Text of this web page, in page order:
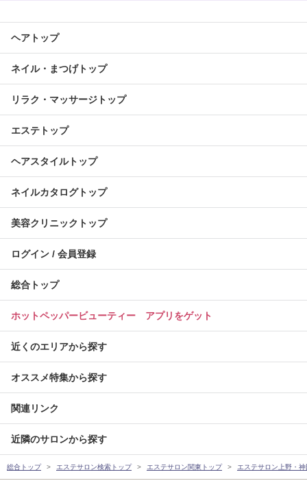
ヘアトップ
ネイル・まつげトップ
リラク・マッサージトップ
エステトップ
ヘアスタイルトップ
ネイルカタログトップ
美容クリニックトップ
ログイン / 会員登録
総合トップ
ホットペッパービューティー アプリをゲット
近くのエリアから探す
オススメ特集から探す
関連リンク
近隣のサロンから探す
総合トップ エステサロン検索トップ エステサロン関東トップ エステサロン上野・